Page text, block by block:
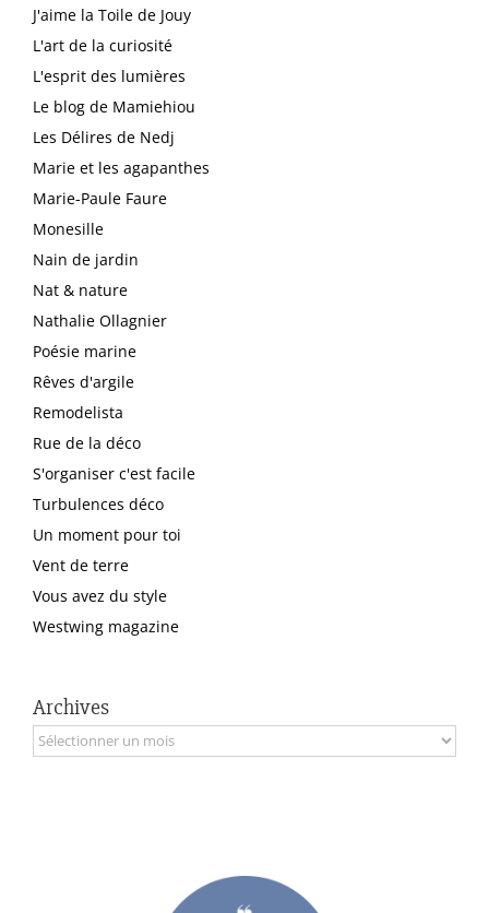
J'aime la Toile de Jouy
L'art de la curiosité
L'esprit des lumières
Le blog de Mamiehiou
Les Délires de Nedj
Marie et les agapanthes
Marie-Paule Faure
Monesille
Nain de jardin
Nat & nature
Nathalie Ollagnier
Poésie marine
Rêves d'argile
Remodelista
Rue de la déco
S'organiser c'est facile
Turbulences déco
Un moment pour toi
Vent de terre
Vous avez du style
Westwing magazine
Archives
Archives